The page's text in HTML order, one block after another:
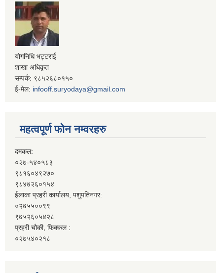
योगनिधि भट्टराई
शाखा अधिकृत
सम्पर्क: ९८५२६८०१५०
ई-मेल: infooff.suryodaya@gmail.com
महत्वपूर्ण फोन नम्वरहरु
दमकल:
०२७-५४०५८३
९८१६०४९२७०
९८४७२६०१५४
ईलाका प्रहरी कार्यालय, पशुपतिनगर:
०२७५५००९९
९७५२६०५४२८
प्रहरी चौकी, फिक्कल :
०२७५४०२१८